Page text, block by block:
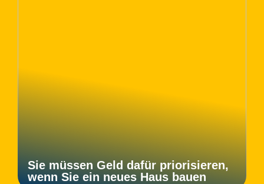
Sie müssen Geld dafür priorisieren,
wenn Sie ein neues Haus bauen